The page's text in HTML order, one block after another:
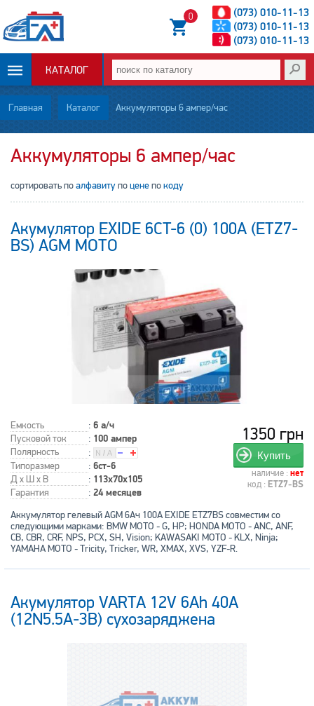
(073) 010-11-13
(073) 010-11-13
(073) 010-11-13
0
КАТАЛОГ
ОПЛАТА И
ДОСТАВКА
СТАТЬИ
О НАС
Главная Каталог Аккумуляторы 6 ампер/час
Аккумуляторы 6 ампер/час
сортировать поалфавитупоценепокоду
Акумулятор EXIDE 6CT-6 (0) 100A (ETZ7-
BS) AGM МОТО
Емкость : 6 а/ч
Пусковой ток : 100 ампер
Полярность
:
Типоразмер
: 6ст-6
Д x Ш x В : 113x70x105
Гарантия : 24 месяцев
1350 грн
Купить
наличие : нет
код : ETZ7-BS
Аккумулятор гелевый AGM 6Ач 100A EXIDE ETZ7BS совместим со
следующими марками: BMW MOTO - G, HP; HONDA MOTO - ANC, ANF,
CB, CBR, CRF, NPS, PCX, SH, Vision; KAWASAKI MOTO - KLX, Ninja;
YAMAHA MOTO - Tricity, Tricker, WR, XMAX, XVS, YZF-R.
Акумулятор VARTA 12V 6Ah 40A
(12N5.5A-3B) сухозаряджена